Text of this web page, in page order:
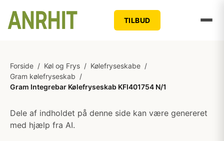
TILBUD
Forside / Køl og Frys / Kølefryseskabe /
Gram kølefryseskab /
Gram Integrebar Kølefryseskab KFI401754 N/1
Dele af indholdet på denne side kan være genereret
med hjælp fra AI.